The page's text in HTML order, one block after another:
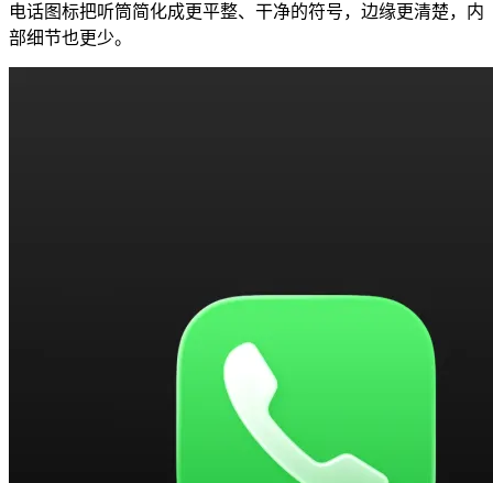
电话图标把听筒简化成更平整、干净的符号，边缘更清楚，内
部细节也更少。